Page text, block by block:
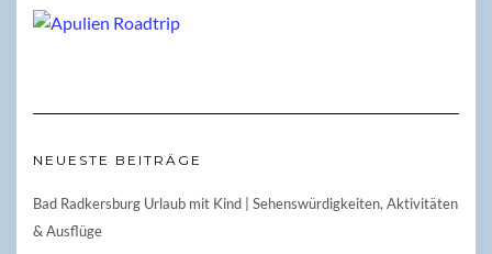
NEUESTE BEITRÄGE
Bad Radkersburg Urlaub mit Kind | Sehenswürdigkeiten, Aktivitäten
& Ausflüge